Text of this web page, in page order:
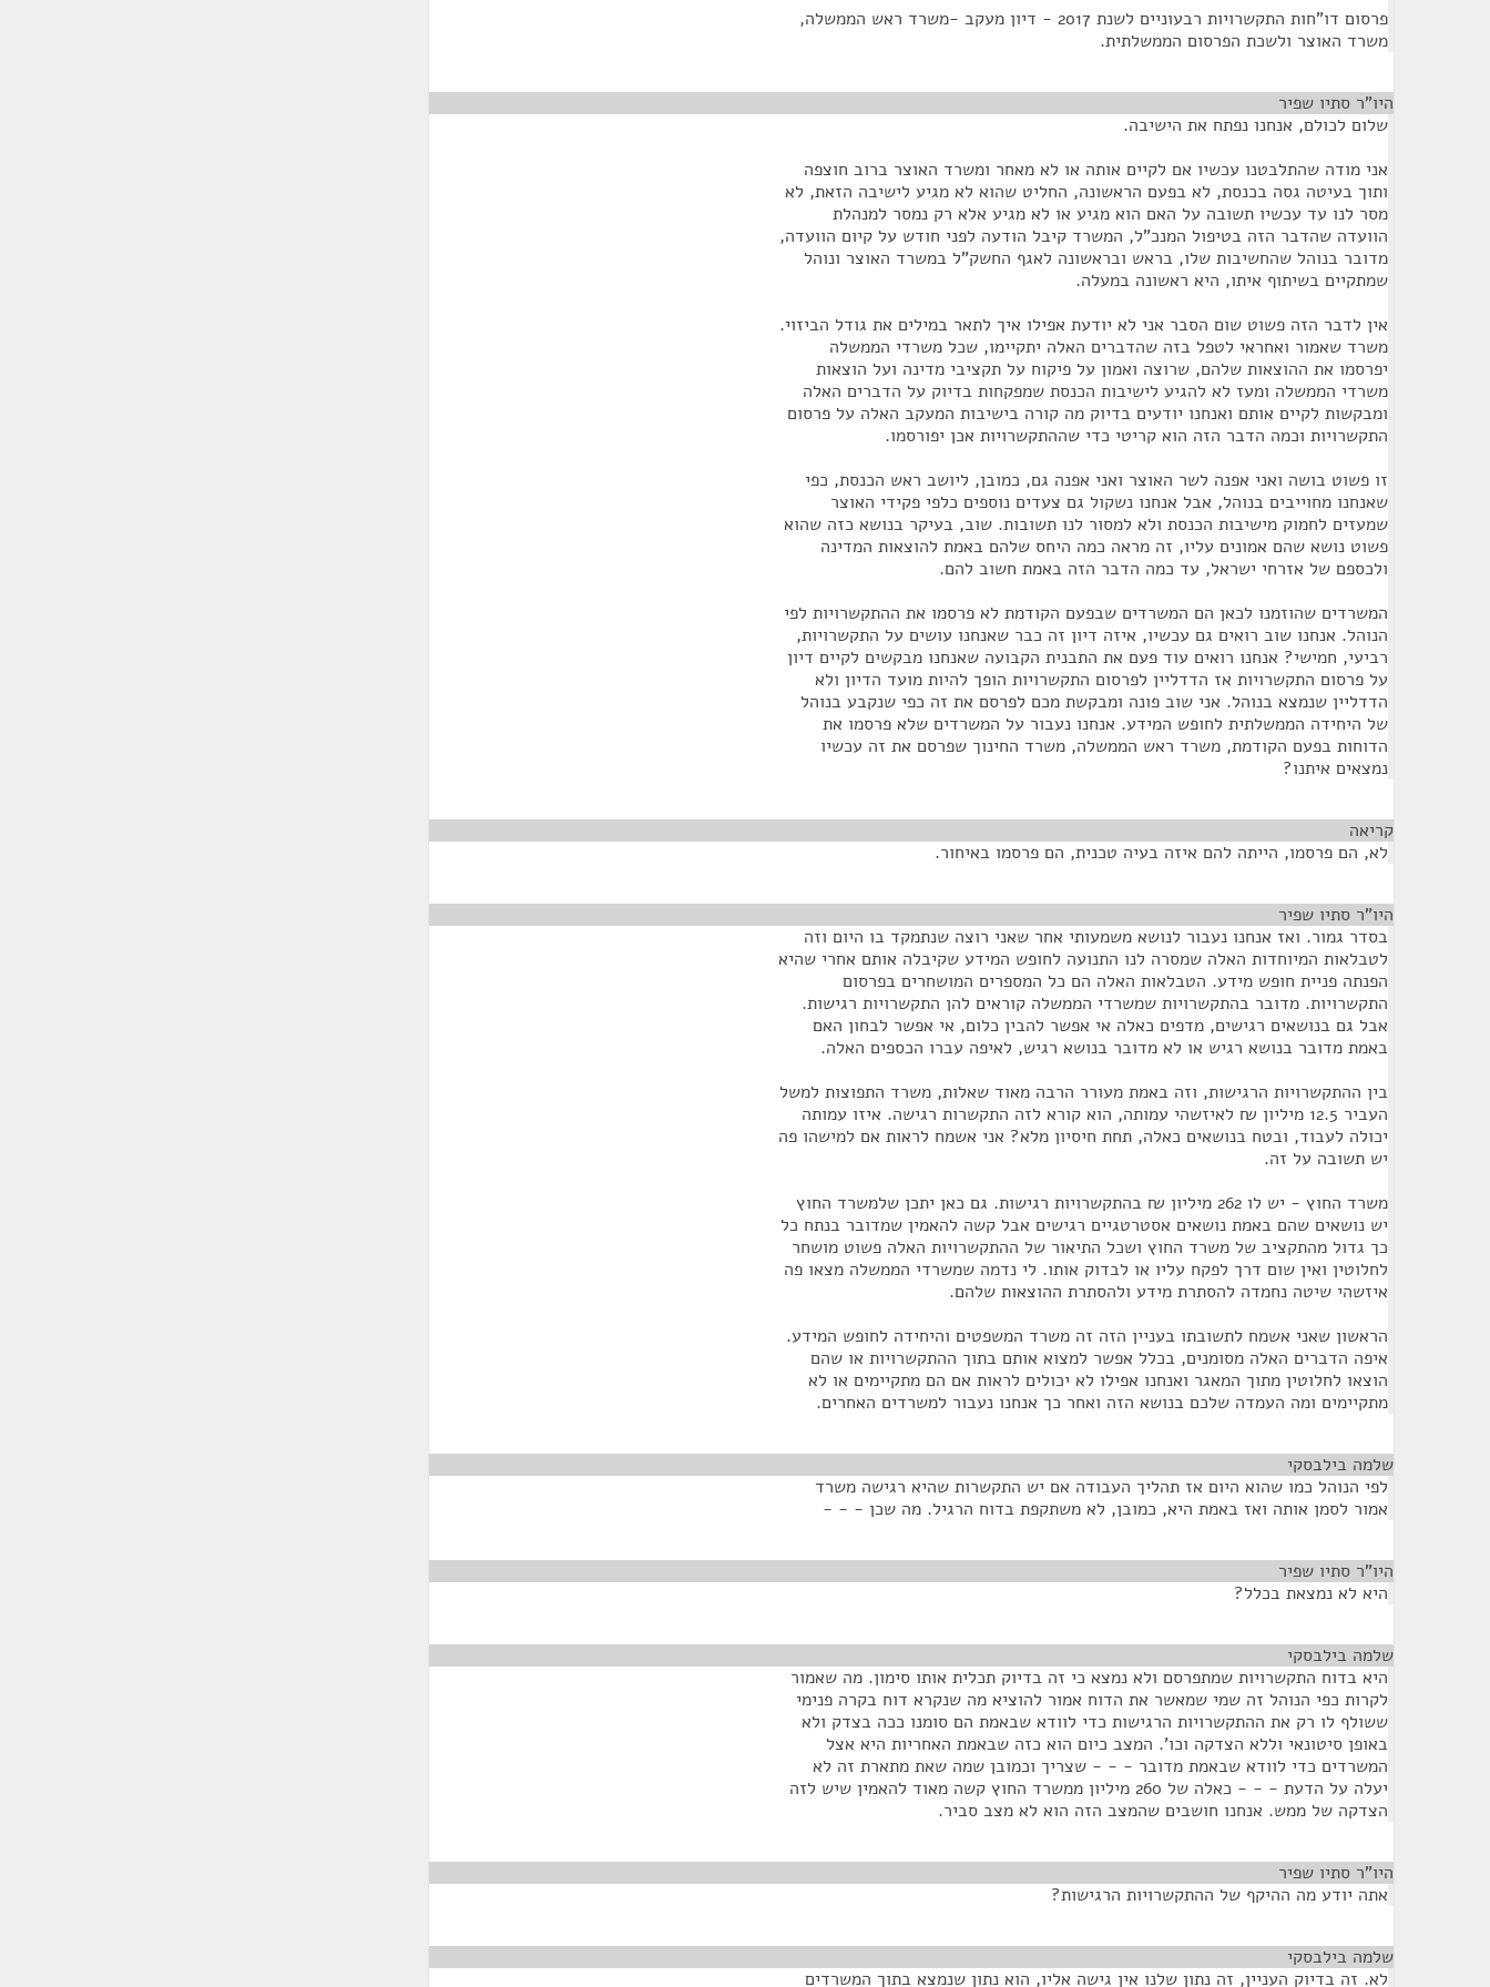
פרסום דו"חות התקשרויות רבעוניים לשנת 2017 - דיון מעקב -משרד ראש הממשלה,
משרד האוצר ולשכת הפרסום הממשלתית.
היו"ר סתיו שפיר
שלום לכולם, אנחנו נפתח את הישיבה.
אני מודה שהתלבטנו עכשיו אם לקיים אותה או לא מאחר ומשרד האוצר ברוב חוצפה
ותוך בעיטה גסה בכנסת, לא בפעם הראשונה, החליט שהוא לא מגיע לישיבה הזאת, לא
מסר לנו עד עכשיו תשובה על האם הוא מגיע או לא מגיע אלא רק נמסר למנהלת
הוועדה שהדבר הזה בטיפול המנכ"ל, המשרד קיבל הודעה לפני חודש על קיום הוועדה,
מדובר בנוהל שהחשיבות שלו, בראש ובראשונה לאגף החשק"ל במשרד האוצר ונוהל
שמתקיים בשיתוף איתו, היא ראשונה במעלה.
אין לדבר הזה פשוט שום הסבר אני לא יודעת אפילו איך לתאר במילים את גודל הביזוי.
משרד שאמור ואחראי לטפל בזה שהדברים האלה יתקיימו, שכל משרדי הממשלה
יפרסמו את ההוצאות שלהם, שרוצה ואמון על פיקוח על תקציבי מדינה ועל הוצאות
משרדי הממשלה ומעז לא להגיע לישיבות הכנסת שמפקחות בדיוק על הדברים האלה
ומבקשות לקיים אותם ואנחנו יודעים בדיוק מה קורה בישיבות המעקב האלה על פרסום
התקשרויות וכמה הדבר הזה הוא קריטי כדי שההתקשרויות אכן יפורסמו.
זו פשוט בושה ואני אפנה לשר האוצר ואני אפנה גם, כמובן, ליושב ראש הכנסת, כפי
שאנחנו מחוייבים בנוהל, אבל אנחנו נשקול גם צעדים נוספים כלפי פקידי האוצר
שמעזים לחמוק מישיבות הכנסת ולא למסור לנו תשובות. שוב, בעיקר בנושא כזה שהוא
פשוט נושא שהם אמונים עליו, זה מראה כמה היחס שלהם באמת להוצאות המדינה
ולכספם של אזרחי ישראל, עד כמה הדבר הזה באמת חשוב להם.
המשרדים שהוזמנו לכאן הם המשרדים שבפעם הקודמת לא פרסמו את ההתקשרויות לפי
הנוהל. אנחנו שוב רואים גם עכשיו, איזה דיון זה כבר שאנחנו עושים על התקשרויות,
רביעי, חמישי? אנחנו רואים עוד פעם את התבנית הקבועה שאנחנו מבקשים לקיים דיון
על פרסום התקשרויות אז הדדליין לפרסום התקשרויות הופך להיות מועד הדיון ולא
הדדליין שנמצא בנוהל. אני שוב פונה ומבקשת מכם לפרסם את זה כפי שנקבע בנוהל
של היחידה הממשלתית לחופש המידע. אנחנו נעבור על המשרדים שלא פרסמו את
הדוחות בפעם הקודמת, משרד ראש הממשלה, משרד החינוך שפרסם את זה עכשיו
נמצאים איתנו?
קריאה
לא, הם פרסמו, הייתה להם איזה בעיה טכנית, הם פרסמו באיחור.
היו"ר סתיו שפיר
בסדר גמור. ואז אנחנו נעבור לנושא משמעותי אחר שאני רוצה שנתמקד בו היום וזה
לטבלאות המיוחדות האלה שמסרה לנו התנועה לחופש המידע שקיבלה אותם אחרי שהיא
הפנתה פניית חופש מידע. הטבלאות האלה הם כל המספרים המושחרים בפרסום
התקשרויות. מדובר בהתקשרויות שמשרדי הממשלה קוראים להן התקשרויות רגישות.
אבל גם בנושאים רגישים, מדפים כאלה אי אפשר להבין כלום, אי אפשר לבחון האם
באמת מדובר בנושא רגיש או לא מדובר בנושא רגיש, לאיפה עברו הכספים האלה.
בין ההתקשרויות הרגישות, וזה באמת מעורר הרבה מאוד שאלות, משרד התפוצות למשל
העביר 12.5 מיליון ₪ לאיזשהי עמותה, הוא קורא לזה התקשרות רגישה. איזו עמותה
יכולה לעבוד, ובטח בנושאים כאלה, תחת חיסיון מלא? אני אשמח לראות אם למישהו פה
יש תשובה על זה.
משרד החוץ - יש לו 262 מיליון ₪ בהתקשרויות רגישות. גם כאן יתכן שלמשרד החוץ
יש נושאים שהם באמת נושאים אסטרטגיים רגישים אבל קשה להאמין שמדובר בנתח כל
כך גדול מהתקציב של משרד החוץ ושכל התיאור של ההתקשרויות האלה פשוט מושחר
לחלוטין ואין שום דרך לפקח עליו או לבדוק אותו. לי נדמה שמשרדי הממשלה מצאו פה
איזשהי שיטה נחמדה להסתרת מידע ולהסתרת ההוצאות שלהם.
הראשון שאני אשמח לתשובתו בעניין הזה זה משרד המשפטים והיחידה לחופש המידע.
איפה הדברים האלה מסומנים, בכלל אפשר למצוא אותם בתוך ההתקשרויות או שהם
הוצאו לחלוטין מתוך המאגר ואנחנו אפילו לא יכולים לראות אם הם מתקיימים או לא
מתקיימים ומה העמדה שלכם בנושא הזה ואחר כך אנחנו נעבור למשרדים האחרים.
שלמה בילבסקי
לפי הנוהל כמו שהוא היום אז תהליך העבודה אם יש התקשרות שהיא רגישה משרד
אמור לסמן אותה ואז באמת היא, כמובן, לא משתקפת בדוח הרגיל. מה שכן - - -
היו"ר סתיו שפיר
היא לא נמצאת בכלל?
שלמה בילבסקי
היא בדוח התקשרויות שמתפרסם ולא נמצא כי זה בדיוק תכלית אותו סימון. מה שאמור
לקרות כפי הנוהל זה שמי שמאשר את הדוח אמור להוציא מה שנקרא דוח בקרה פנימי
ששולף לו רק את ההתקשרויות הרגישות כדי לוודא שבאמת הם סומנו ככה בצדק ולא
באופן סיטונאי וללא הצדקה וכו'. המצב כיום הוא כזה שבאמת האחריות היא אצל
המשרדים כדי לוודא שבאמת מדובר - - - שצריך וכמובן שמה שאת מתארת זה לא
יעלה על הדעת - - - כאלה של 260 מיליון ממשרד החוץ קשה מאוד להאמין שיש לזה
הצדקה של ממש. אנחנו חושבים שהמצב הזה הוא לא מצב סביר.
היו"ר סתיו שפיר
אתה יודע מה ההיקף של ההתקשרויות הרגישות?
שלמה בילבסקי
לא. זה בדיוק העניין, זה נתון שלנו אין גישה אליו, הוא נתון שנמצא בתוך המשרדים